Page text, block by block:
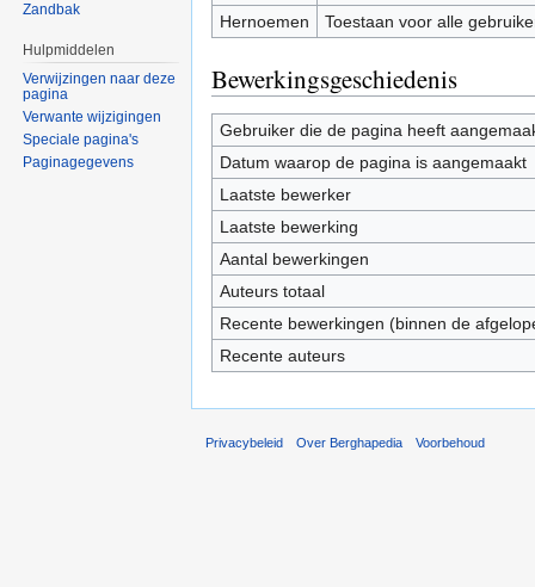
Hernoemen
Toestaan voor alle
Bewerkingsgeschiedenis
Gebruiker die de pagina heeft
Datum waarop de pagina is aangemaakt
Laatste bewerker
Laatste bewerking
Aantal bewerkingen
Auteurs totaal
Recente bewerkingen (binnen de
Recente auteurs
Zandbak
Hulpmiddelen
Verwijzingen naar deze
pagina
Verwante wijzigingen
Speciale pagina's
Paginagegevens
Privacybeleid Over Berghapedia Voorbehoud